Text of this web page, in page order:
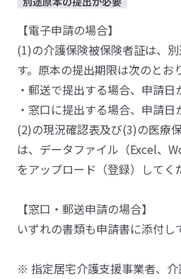
【電子申請の場合】
(1)の介護保険被保険者証は、
す。原本の提出期限は次のとお
・郵送で提出する場合、申請
・窓口に提出する場合、申請
(2)の現況確認表及び(3)の医療
は、データファイル（Excel、
をアップロード（登録）してく
【窓口・郵送申請の場合】
いずれの書類も申請書に添付し
※ 指定居宅介護支援事業者、